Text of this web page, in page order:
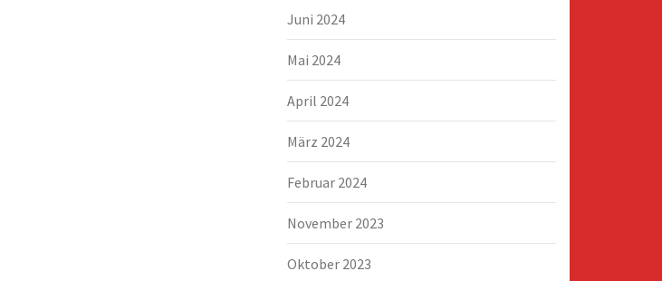
Juni 2024
Mai 2024
April 2024
März 2024
Februar 2024
November 2023
Oktober 2023